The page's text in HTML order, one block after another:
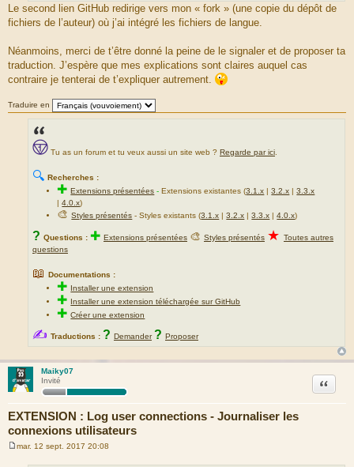
o
u
c
e
d
m
e
s
s
Le second lien GitHub redirige vers mon « fork » (une copie du dépôt de
fichiers de l’auteur) où j’ai intégré les fichiers de langue.
Néanmoins, merci de t’être donné la peine de le signaler et de proposer ta
traduction. J’espère que mes explications sont claires auquel cas
contraire je tenterai de t’expliquer autrement.
Traduire en
Tu as un forum et tu veux aussi un site web ? Regarde par ici.
🔍 Recherches :
✚Extensions présentées -Extensions existantes (3.1.x |3.2.x |3.3.x
|4.0.x)
🎨Styles présentés - Styles existants (3.1.x |3.2.x |3.3.x |4.0.x)
? Questions : ✚ Extensions présentées 🎨 Styles présentés ★ Toutes autres
questions
📖 Documentations :
✚ Installer une extension
✚ Installer une extension téléchargée sur GitHub
✚Créer une extension
✍ Traductions : ? Demander ? Proposer
Maiky07
Invité
EXTENSION : Log user connections - Journaliser les
connexions utilisateurs
Citation
mar. 12 sept. 2017 20:08